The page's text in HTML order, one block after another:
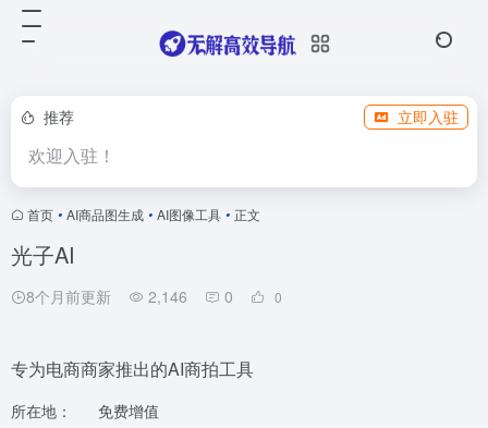
推荐 立即入驻
欢迎入驻！
首页 • AI商品图生成 • AI图像工具 • 正文
光子AI
8个月前更新 2,146 0 0
专为电商商家推出的AI商拍工具
所在地：
免费增值